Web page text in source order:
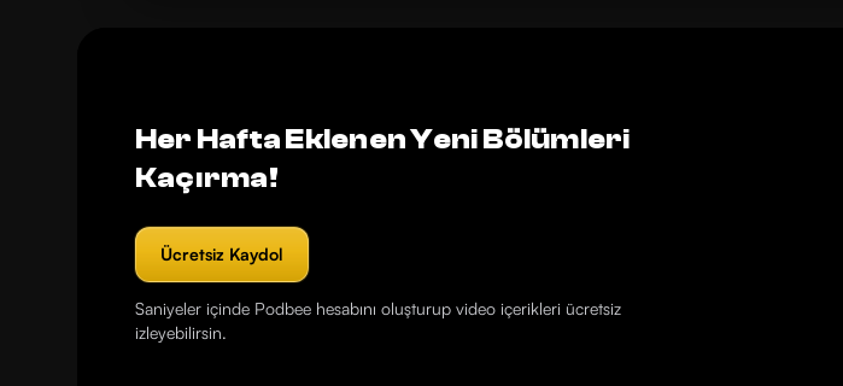
Her Hafta Eklenen Yeni Bölümleri
Kaçırma!
Ücretsiz Kaydol
Saniyeler içinde Podbee hesabını oluşturup video içerikleri ücretsiz
izleyebilirsin.